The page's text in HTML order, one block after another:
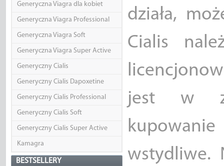
Generyczna Viagra dla kobiet
Generyczna Viagra Professional
Generyczna Viagra Soft
Generyczna Viagra Super Active
Generyczny Cialis
Generyczny Cialis Dapoxetine
Generyczny Cialis Professional
Generyczny Cialis Soft
Generyczny Cialis Super Active
Kamagra
BESTSELLERY
działa,
Cialis
jest w
wstydliwe.